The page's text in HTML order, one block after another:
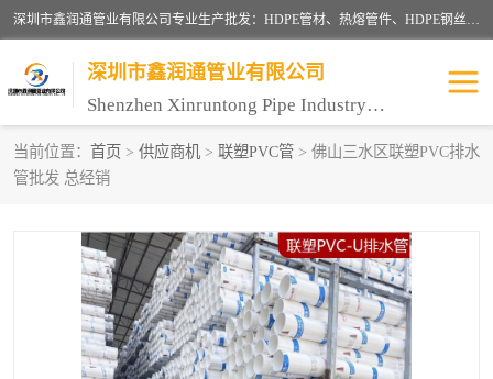
深圳市鑫润通管业有限公司专业生产批发：HDPE管材、热熔管件、HDPE钢丝骨架管、电熔管件、HDPE双壁波纹管、MPP电力管、井盖、PVC管材管件、PPR管材管件等；公司自创建以来，始终秉承“团结、务实、创新、守信”的服务宗旨，凭借专业的服务以及多年的勤奋拼搏，发展成为一家专业销售各种管材管件，绝缘电工套管及配件等系列产品的贸易公司。
深圳市鑫润通管业有限公司
Shenzhen Xinruntong Pipe Industry Co., Ltd
当前位置： 首页 > 供应商机 > 联塑PVC管 > 佛山三水区联塑PVC排水
管批发 总经销
HDPE管材给水管
HDPE双壁波纹管 HDPE电力通讯管
UPVC电力通讯管 MPP电力通信管
联塑PVC管 联塑PPR管